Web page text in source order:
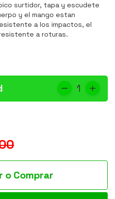
surtidor, tapa y escudete
y el mango estan
a los impactos, el
a roturas.
1
o Comprar